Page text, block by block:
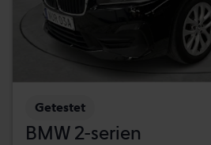
Getestet
BMW 2-serien